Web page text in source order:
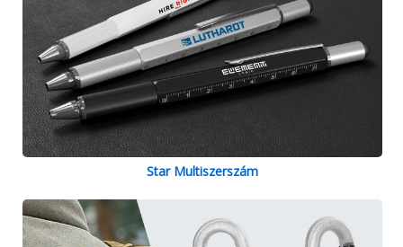
Star Multiszerszám